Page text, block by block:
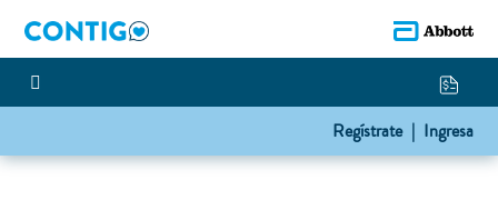
Regístrate | Ingresa